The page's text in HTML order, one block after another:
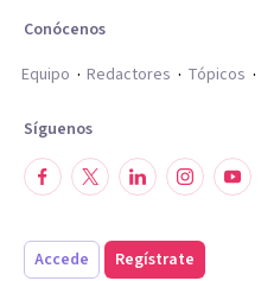
Conócenos
Equipo
Redactores Tópicos
Síguenos
Accede Regístrate